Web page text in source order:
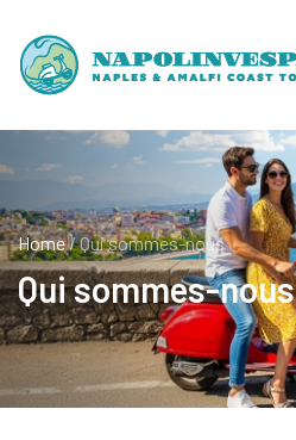
Home/ Qui sommes-nous
Qui sommes-nous